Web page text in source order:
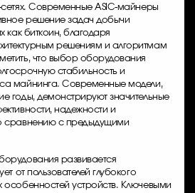
сетях. Современные ASIC-майнеры
решение задач добычи
как биткоин, благодаря
решениям и алгоритмам
что выбор оборудования
стабильность и
майнинга. Современные модели,
годы, демонстрируют значительные
надежности и
сравнению с предыдущими
развивается
от пользователей глубокого
особенностей устройств. Ключевыми